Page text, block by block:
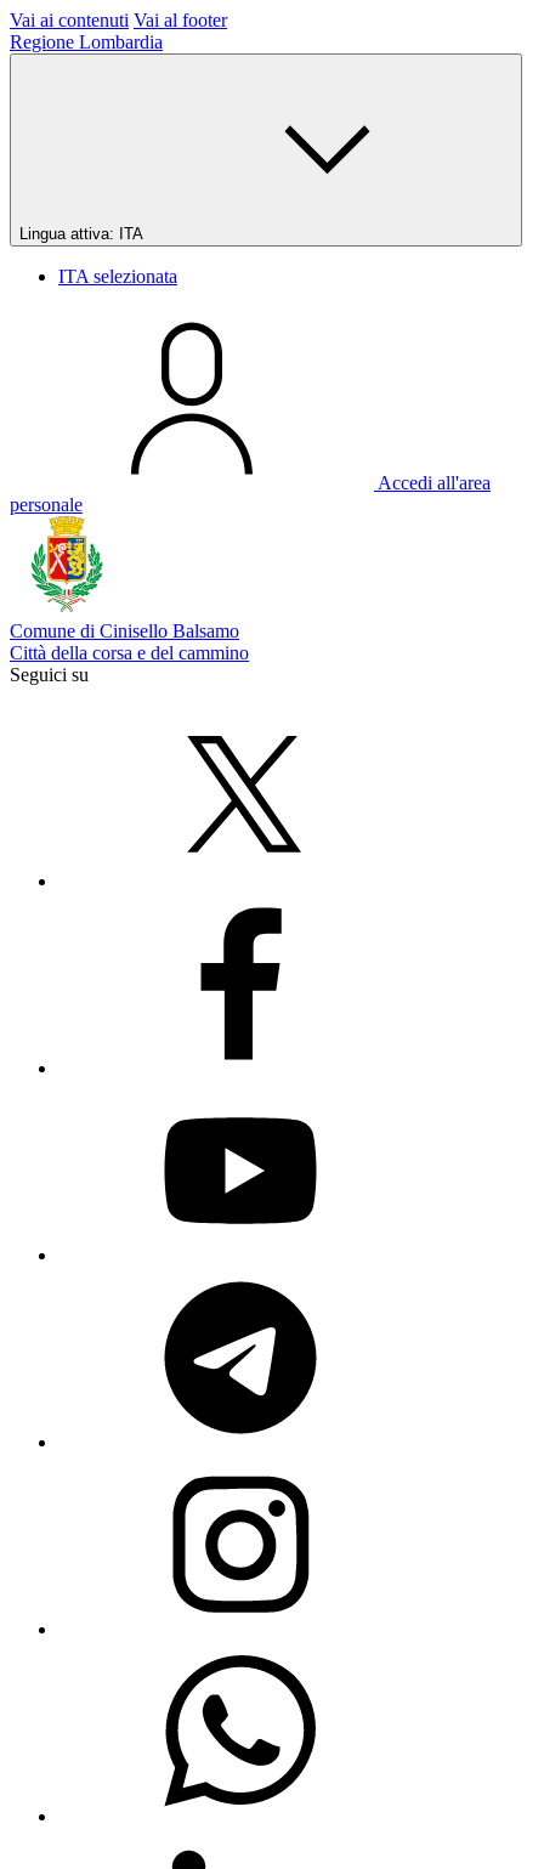
Vai ai contenuti Vai al footer
Regione Lombardia
Lingua attiva: ITA
ITA selezionata
Accedi all'area
personale
Comune di Cinisello Balsamo
Città della corsa e del cammino
Seguici su